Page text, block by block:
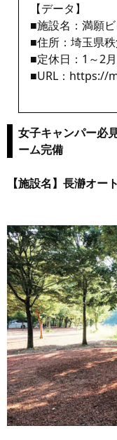
【データ】
■施設名：満願
■住所：埼玉県
■定休日：1～2
■URL： https://
女子キャンパー必
ーム完備
【施設名】長瀞オー